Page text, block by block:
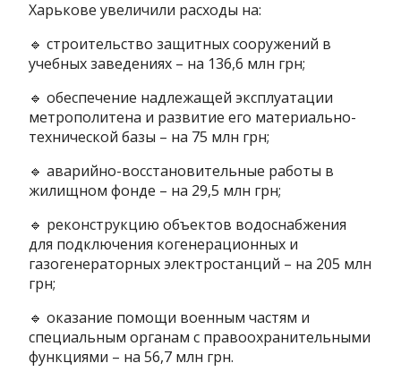
Харькове увеличили расходы на:
🔹 строительство защитных сооружений в
учебных заведениях – на 136,6 млн грн;
🔹 обеспечение надлежащей эксплуатации
метрополитена и развитие его материально-
технической базы – на 75 млн грн;
🔹 аварийно-восстановительные работы в
жилищном фонде – на 29,5 млн грн;
🔹 реконструкцию объектов водоснабжения
для подключения когенерационных и
газогенераторных электростанций – на 205 млн
грн;
🔹 оказание помощи военным частям и
специальным органам с правоохранительными
функциями – на 56,7 млн ​​грн.